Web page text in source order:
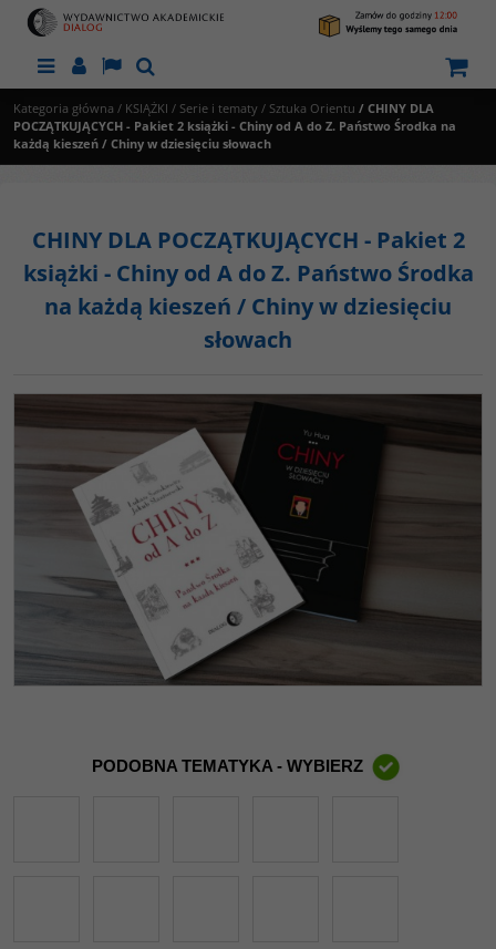
MenuPanelLangSzukaj
Kategoria główna / KSIĄŻKI / Serie i tematy / Sztuka Orientu / CHINY DLA
POCZĄTKUJĄCYCH - Pakiet 2 książki - Chiny od A do Z. Państwo Środka na
każdą kieszeń / Chiny w dziesięciu słowach
CHINY DLA POCZĄTKUJĄCYCH - Pakiet 2
książki - Chiny od A do Z. Państwo Środka
na każdą kieszeń / Chiny w dziesięciu
słowach
PODOBNA TEMATYKA - WYBIERZ